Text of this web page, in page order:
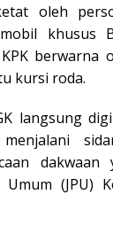
oleh
khusus
berwarna
kursi roda.
langsung
(JPU)